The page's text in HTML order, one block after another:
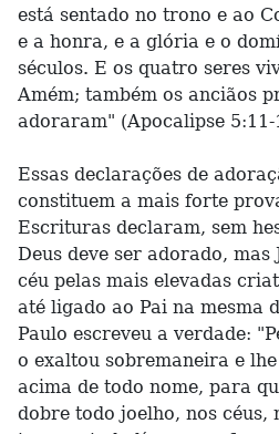
está sentado no trono e ao
e a honra, e a glória e o
séculos. E os quatro seres
Amém; também os anciãos
adoraram" (Apocalipse 5:11-
Essas declarações de
constituem a mais forte
Escrituras declaram, sem
Deus deve ser adorado, mas
céu pelas mais elevadas
até ligado ao Pai na mesma
Paulo escreveu a verdade:
o exaltou sobremaneira e
acima de todo nome, para
dobre todo joelho, nos céus,